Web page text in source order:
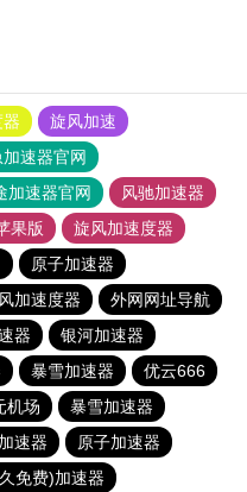
旋风加速
速器官网
加速器官网
风驰加速器
果版
旋风加速度器
原子加速器
加速度器
外网网址导航
器
银河加速器
暴雪加速器
优云666
机场
暴雪加速器
速器
原子加速器
免费)加速器